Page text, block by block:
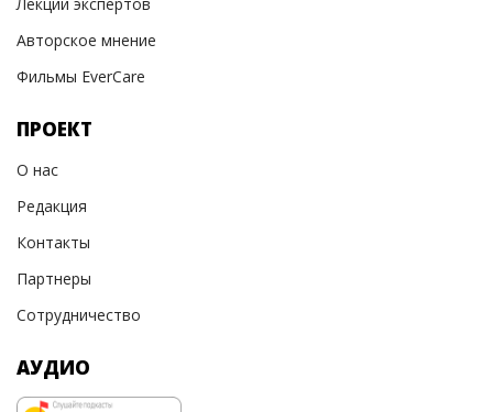
Авторское мнение
Фильмы EverCare
ПРОЕКТ
О нас
Редакция
Контакты
Партнеры
Сотрудничество
АУДИО